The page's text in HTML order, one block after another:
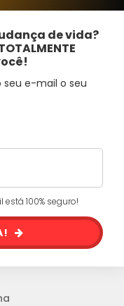
de vida?
seu e-mail o seu
100% seguro!